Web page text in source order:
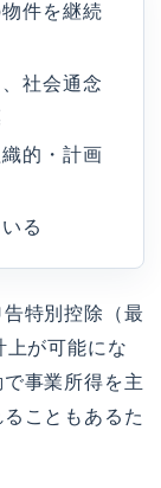
件を継続
社会通念
的・計画
る
特別控除（最
上が可能にな
事業所得を主
こともあるた